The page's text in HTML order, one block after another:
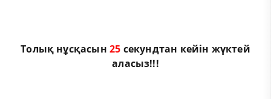
Толық нұсқасын25 секундтан кейін жүктей
аласыз!!!